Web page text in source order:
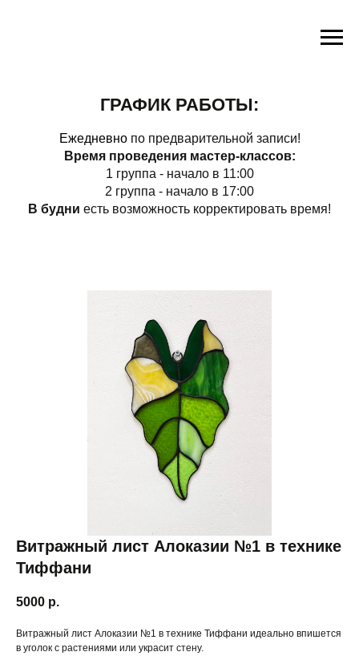
ГРАФИК РАБОТЫ:
Ежедневно по предварительной записи!
Время проведения мастер-классов:
1 группа - начало в 11:00
2 группа - начало в 17:00
В будни есть возможность корректировать время!
Витражный лист Алоказии №1 в технике
Тиффани
5000 р.
Витражный лист Алоказии №1 в технике Тиффани идеально впишется
в уголок с растениями или украсит стену.